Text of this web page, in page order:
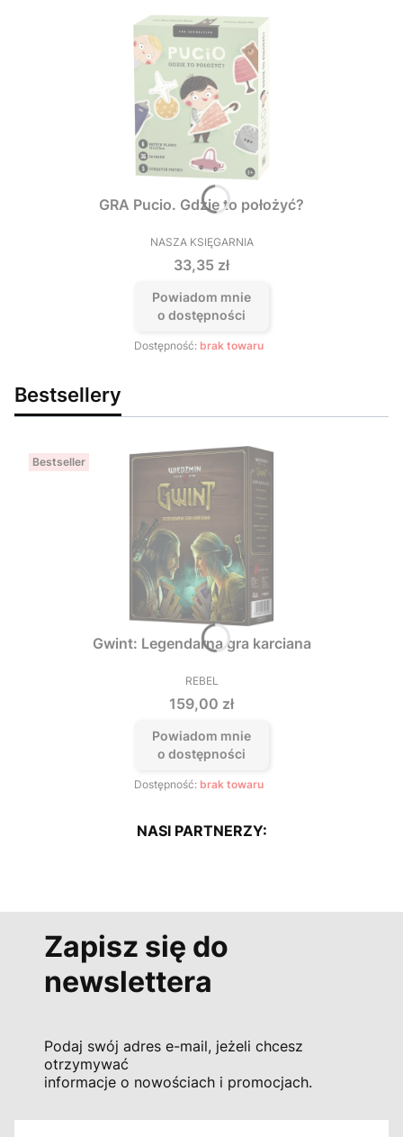
GRA Pucio. Gdzie to położyć?
PRODUCENT
NASZA KSIĘGARNIA
Cena
33,35 zł
Powiadom mnie
o dostępności
Dostępność: brak towaru
Bestsellery
Bestseller
Gwint: Legendarna gra karciana
PRODUCENT
REBEL
Cena
159,00 zł
Powiadom mnie
o dostępności
Dostępność: brak towaru
NASI PARTNERZY:
Zapisz się do
newslettera
Podaj swój adres e-mail, jeżeli chcesz
otrzymywać
informacje o nowościach i promocjach.